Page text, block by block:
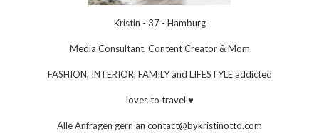
Kristin - 37 - Hamburg
Media Consultant, Content Creator & Mom
FASHION, INTERIOR, FAMILY and LIFESTYLE addicted
loves to travel ♥
Alle Anfragen gern an contact@bykristinotto.com